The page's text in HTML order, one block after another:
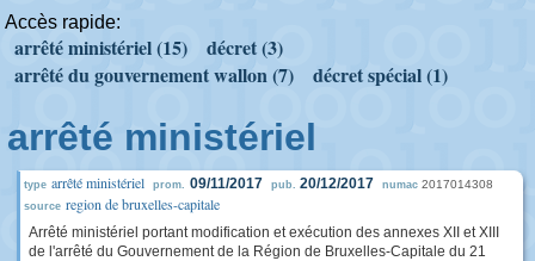
Accès rapide:
arrêté ministériel (15)
décret (3)
arrêté du gouvernement wallon (7)
décret spécial (1)
arrêté ministériel
type arrêté ministériel prom. 09/11/2017 pub. 20/12/2017 numac 2017014308
source region de bruxelles-capitale
Arrêté ministériel portant modification et exécution des annexes XII et XIII
de l'arrêté du Gouvernement de la Région de Bruxelles-Capitale du 21